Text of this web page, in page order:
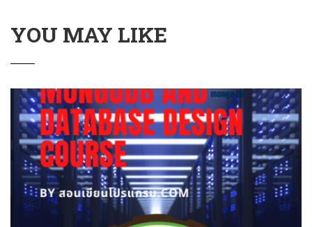
YOU MAY LIKE